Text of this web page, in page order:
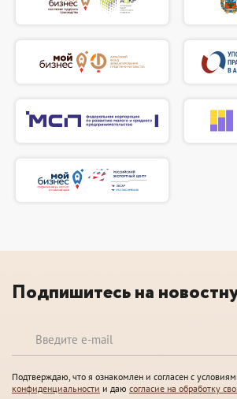
Подпишитесь на
Подтверждаю, что я ознакомлен и согласен с
конфиденциальности и даю согласие на обработку